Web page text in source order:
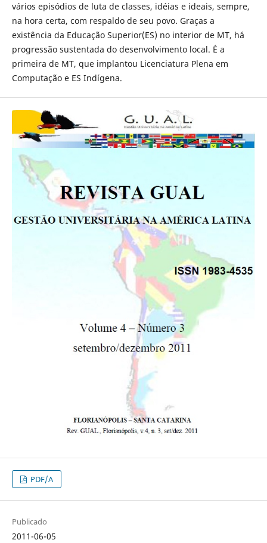
vários episódios de luta de classes, idéias e ideais, sempre,
na hora certa, com respaldo de seu povo. Graças a
existência da Educação Superior(ES) no interior de MT, há
progressão sustentada do desenvolvimento local. É a
primeira de MT, que implantou Licenciatura Plena em
Computação e ES Indígena.
PDF/A
Publicado
2011-06-05